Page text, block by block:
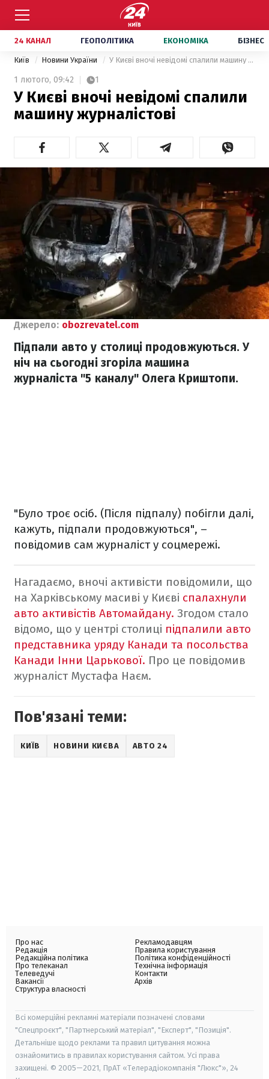
24 КАНАЛ ГЕОПОЛІТИКА ЕКОНОМІКА БІЗНЕС
Київ Новини України У Києві вночі невідомі спалили машину журналістові
1 лютого, 09:42 1
У Києві вночі невідомі спалили
машину журналістові
Джерело: obozrevatel.com
Підпали авто у столиці продовжуються. У
ніч на сьогодні згоріла машина
журналіста "5 каналу" Олега Криштопи.
"Було троє осіб. (Після підпалу) побігли далі,
кажуть, підпали продовжуються", –
повідомив сам журналіст у соцмережі.
Нагадаємо, вночі активісти повідомили, що
на Харківському масиві у Києві спалахнули
авто активістів Автомайдану. Згодом стало
відомо, що у центрі столиці підпалили авто
представника уряду Канади та посольства
Канади Інни Царькової. Про це повідомив
журналіст Мустафа Наєм.
Пов'язані теми:
КИЇВ НОВИНИ КИЄВА АВТО 24
Про нас
Редакція
Редакційна політика
Про телеканал
Телеведучі
Вакансії
Структура власності
Рекламодавцям
Правила користування
Політика конфіденційності
Технічна інформація
Контакти
Архів
Всі комерційні рекламні матеріали позначені словами
"Спецпроєкт", "Партнерський матеріал", "Експерт", "Позиція".
Детальніше щодо реклами та правил цитування можна
ознайомитись в правилах користування сайтом. Усі права
захищені. © 2005—2021, ПрАТ «Телерадіокомпанія "Люкс"», 24